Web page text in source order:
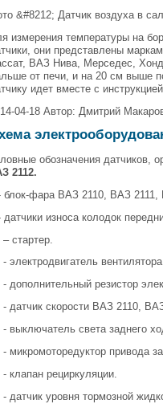
&#8212; Датчик воздуха в
измерения температуры на
они представлены
ВАЗ Нива, Мерседес,
от печи, и на 20 см выше
идет вместе с
04-18 Автор: Дмитрий
обозначения датчиков,
2112.
блок-фара ВАЗ 2110, ВАЗ 2111,
датчики износа колодок
– стартер.
- электродвигатель
- дополнительный резистор
- датчик скорости ВАЗ 2110,
- выключатель света заднего
- микромоторедуктор привода
- клапан рециркуляции.
- датчик уровня тормозной